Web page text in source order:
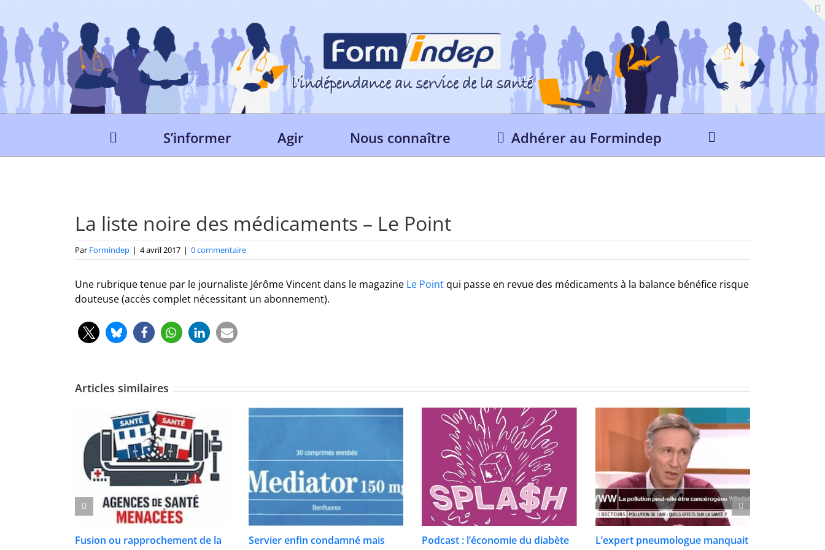
contenu
S’informer Agir Nous connaître Adhérer au Formindep
La liste noire des médicaments – Le Point
Par Formindep | 4 avril 2017 | 0 commentaire
Une rubrique tenue par le journaliste Jérôme Vincent dans le magazine Le Point qui passe en revue des médicaments à la balance bénéfice risque
douteuse (accès complet nécessitant un abonnement).
Articles similaires
Fusion ou rapprochement de la
Servier enfin condamné mais
Podcast : l’économie du diabète
L’expert pneumologue manquait